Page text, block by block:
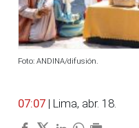
Foto: ANDINA/difusión.
07:07 | Lima, abr. 18.